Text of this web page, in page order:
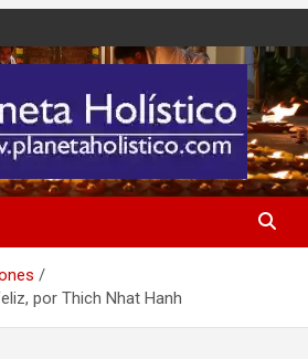
terapias alternativas holísticas, cursos,
por Thich Nhat Hanh